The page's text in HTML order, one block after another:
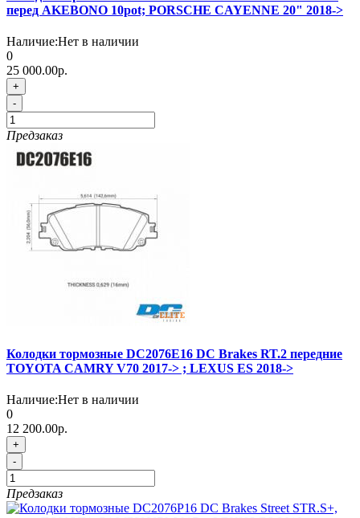
перед AKEBONO 10pot; PORSCHE CAYENNE 20" 2018->
Наличие:Нет в наличии
0
25 000.00р.
+
-
Предзаказ
Колодки тормозные DC2076E16 DC Brakes RT.2 передние
TOYOTA CAMRY V70 2017-> ; LEXUS ES 2018->
Наличие:Нет в наличии
0
12 200.00р.
+
-
Предзаказ